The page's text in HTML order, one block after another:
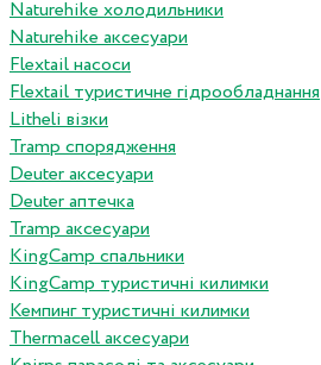
Naturehike холодильники
Naturehike аксесуари
Flextail насоси
Flextail туристичне гідрообладнання
Litheli візки
Tramp спорядження
Deuter аксесуари
Deuter аптечка
Tramp аксесуари
KingCamp спальники
KingCamp туристичні килимки
Кемпинг туристичні килимки
Thermacell аксесуари